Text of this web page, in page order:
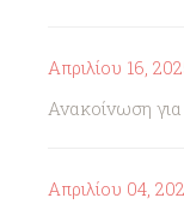
Απριλίου 16,
Ανακοίνωση για
Απριλίου 04,